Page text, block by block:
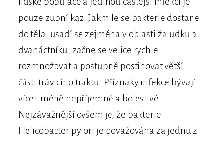
pouze zubní kaz. Jakmile se bakterie dostane
do těla, usadí se zejména v oblasti žaludku a
dvanáctníku, začne se velice rychle
rozmnožovat a postupně postihovat větší
části trávicího traktu. Příznaky infekce bývají
více i méně nepříjemné a bolestivé.
Nejzávažnější ovšem je, že bakterie
Helicobacter pylori je považována za jednu z